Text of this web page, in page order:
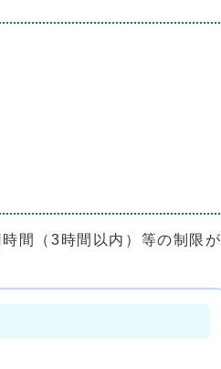
間（3時間以内）等の制限が